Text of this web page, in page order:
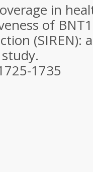
in
of
(SIREN):
1735